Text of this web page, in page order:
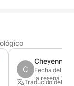
o su
de
C
Cheyenne
Fecha del
la reseña 12/
Traducido del